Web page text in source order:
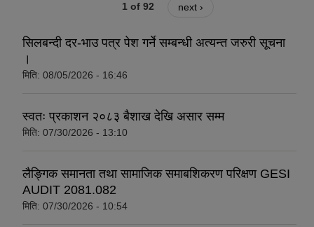
1 of 92 next ›
सिलबन्दी दर-भाउ पत्र पेश गर्ने सम्बन्धी अत्यन्त जरुरी सूचना
।
मिति: 08/05/2026 - 16:46
स्वतः प्रकाशन २०८३ बैशाख देखि असार सम्म
मिति: 07/30/2026 - 13:10
लैङ्गिक समानता तथा सामाजिक समाबशिकरण परिक्षण GESI
AUDIT 2081.082
मिति: 07/30/2026 - 10:54